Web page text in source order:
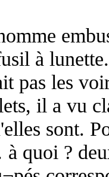
à
pas les
il a vu
sont.
quoi ?